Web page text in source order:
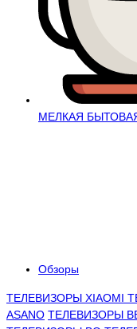
МЕЛКАЯ
Обзоры
ТЕЛЕВИЗОРЫ XIAOMI
ASANO ТЕЛЕВИЗОРЫ